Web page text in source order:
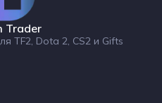
Trader
TF2, Dota 2, CS2 и Gifts